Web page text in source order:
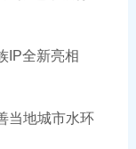
IP全新亮相
当地城市水环